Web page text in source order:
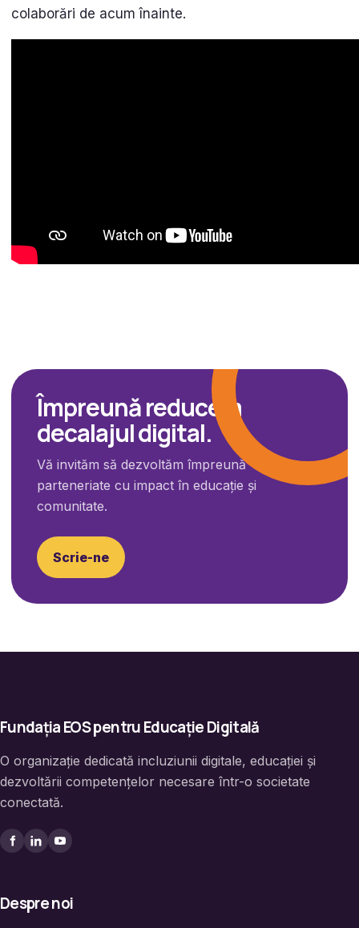
colaborări de acum înainte.
Împreună reducem
decalajul digital.
Vă invităm să dezvoltăm împreună
parteneriate cu impact în educație și
comunitate.
Scrie-ne
Fundația EOS pentru Educație Digitală
O organizație dedicată incluziunii digitale, educației și
dezvoltării competențelor necesare într-o societate
conectată.
Despre noi